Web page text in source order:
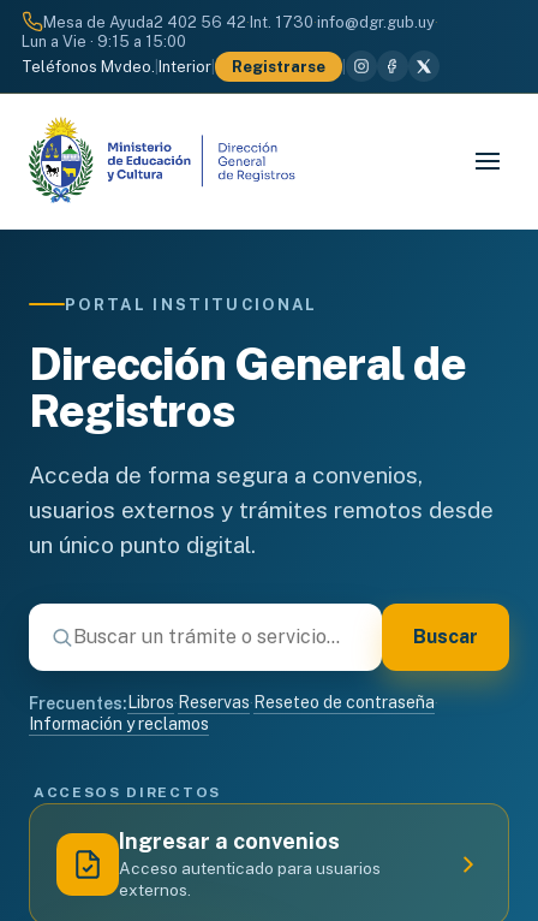
Mesa de Ayuda2 402 56 42·Int. 1730·info@dgr.gub.uy·
Lun a Vie · 9:15 a 15:00
Teléfonos Mvdeo. Interior Registrarse
PORTAL INSTITUCIONAL
Dirección General de
Registros
Acceda de forma segura a convenios,
usuarios externos y trámites remotos desde
un único punto digital.
Buscar
Frecuentes:Libros·Reservas·Reseteo de contraseña·
Información y reclamos
ACCESOS DIRECTOS
Ingresar a convenios
Acceso autenticado para usuarios
externos.